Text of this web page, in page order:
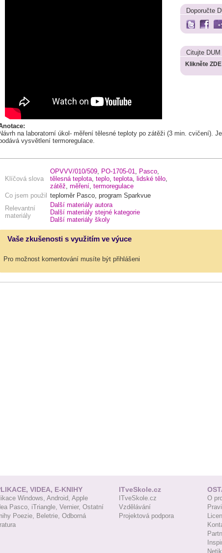
Doporučte
Citujte DUM
Klikněte ZDE
Návrh na laboratorní úkol- měření tělesné teploty po zátěži (3 min. cvičení).
vysvětlení termoregulace.
Klíčová slova
OPVVV/010/509 PO-1705-01 Pasco
tělesná teplota teplo teplota lidské tělo
zátěž měření termoregulace
Co jsem použil
teploměr Pasco, program Sparkvue
Relevantní
materiály
Další materiály autora
Další materiály stejné kategorie
Další materiály školy
Vaše zkušenosti s využitím ve výuce
Pro možnost komentování musíte být přihlášeni
VIDEA, E-KNIHY
Windows, Android, Apple
Pasco, iTriangle, Vernier, Ostatní
Poezie, Beletrie, Odborná
ITveSkole.cz
ITveSkole.cz
Vzdělávání
Projektová podpora
O